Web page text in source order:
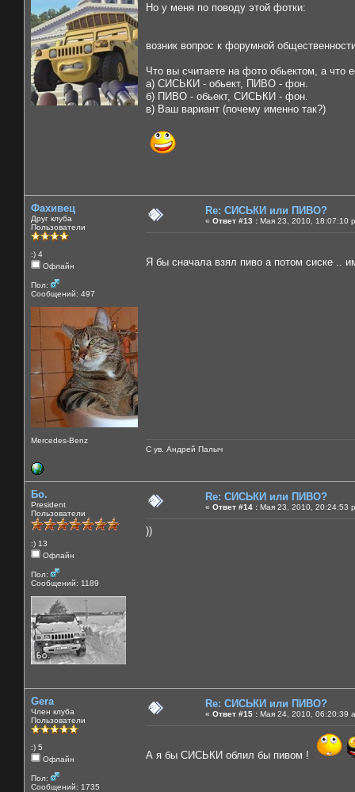
Но у меня по поводу этой фотки:
возник вопрос к форумной
Что вы считаете на фото обьектом, а что
а) СИСЬКИ - обьект, ПИВО - фон.
б) ПИВО - обьект, СИСЬКИ - фон.
в) Ваш вариант (почему именно так?)
Фахивец
Друг клуба
Пользователи
:) 4
Офлайн
Пол:
Сообщений: 497
Mercedes-Benz
Re: СИСЬКИ или ПИВО?
« Ответ #13 : Мая 23, 2010, 18:07:10
Я бы сначала взял пиво а потом сиске ..
С ув. Андрей Палыч
Бо.
President
Пользователи
:) 13
Офлайн
Пол:
Сообщений: 1189
Re: СИСЬКИ или ПИВО?
« Ответ #14 : Мая 23, 2010, 20:24:53
))
Gera
Член клуба
Пользователи
:) 5
Офлайн
Пол:
Сообщений: 1735
Re: СИСЬКИ или ПИВО?
« Ответ #15 : Мая 24, 2010, 06:20:39
А я бы СИСЬКИ облил бы пивом !